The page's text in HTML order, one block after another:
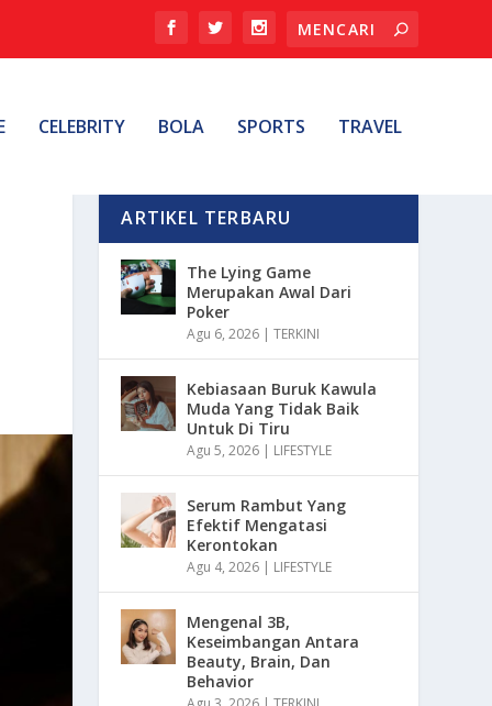
CELEBRITY BOLA SPORTS TRAVEL
ARTIKEL TERBARU
The Lying Game
Merupakan Awal Dari
Poker
Agu 6, 2026 |TERKINI
Kebiasaan Buruk Kawula
Muda Yang Tidak Baik
Untuk Di Tiru
Agu 5, 2026 | LIFESTYLE
Serum Rambut Yang
Efektif Mengatasi
Kerontokan
Agu 4, 2026 | LIFESTYLE
Mengenal 3B,
Keseimbangan Antara
Beauty, Brain, Dan
Behavior